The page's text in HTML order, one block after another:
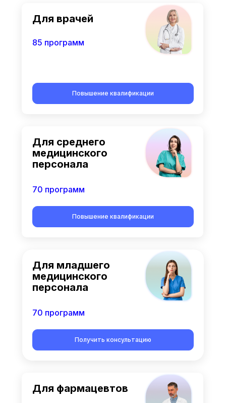
Для врачей
85 программ
Для среднего
медицинского
персонала
70 программ
Повышение квалификации
Повышение квалификации
Для младшего
медицинского
персонала
70 программ
Получить консультацию
Для фармацевтов